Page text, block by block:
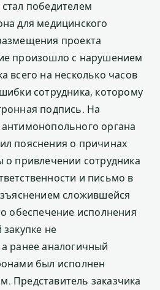
победителем
для медицинского
проекта
произошло с нарушением
всего на несколько часов
сотрудника, которому
подпись. На
органа
пояснения о причинах
о привлечении сотрудника
и письмо в
сложившейся
обеспечение исполнения
не
ранее аналогичный
был исполнен
Представитель заказчика